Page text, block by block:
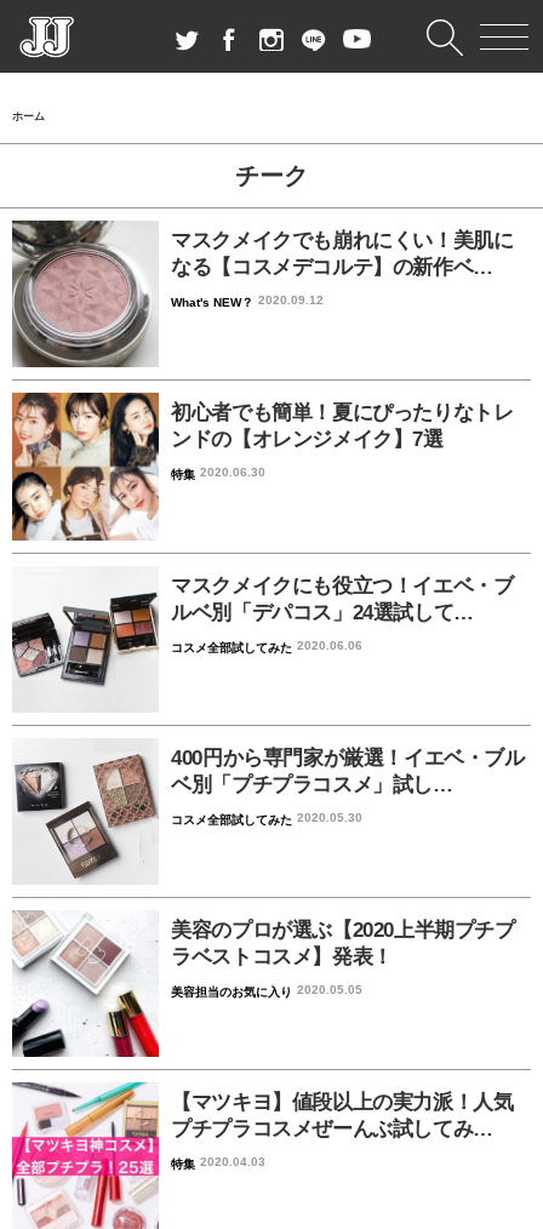
ホーム
チーク
マスクメイクでも崩れにくい！美肌に
なる【コスメデコルテ】の新作ベ…
What's NEW？ 2020.09.12
初心者でも簡単！夏にぴったりなトレ
ンドの【オレンジメイク】7選
特集 2020.06.30
マスクメイクにも役立つ！イエベ・ブ
ルベ別「デパコス」24選試して…
コスメ全部試してみた 2020.06.06
400円から専門家が厳選！イエベ・ブル
ベ別「プチプラコスメ」試し…
コスメ全部試してみた 2020.05.30
美容のプロが選ぶ【2020上半期プチプ
ラベストコスメ】発表！
美容担当のお気に入り 2020.05.05
【マツキヨ】値段以上の実力派！人気
プチプラコスメぜーんぶ試してみ…
特集 2020.04.03